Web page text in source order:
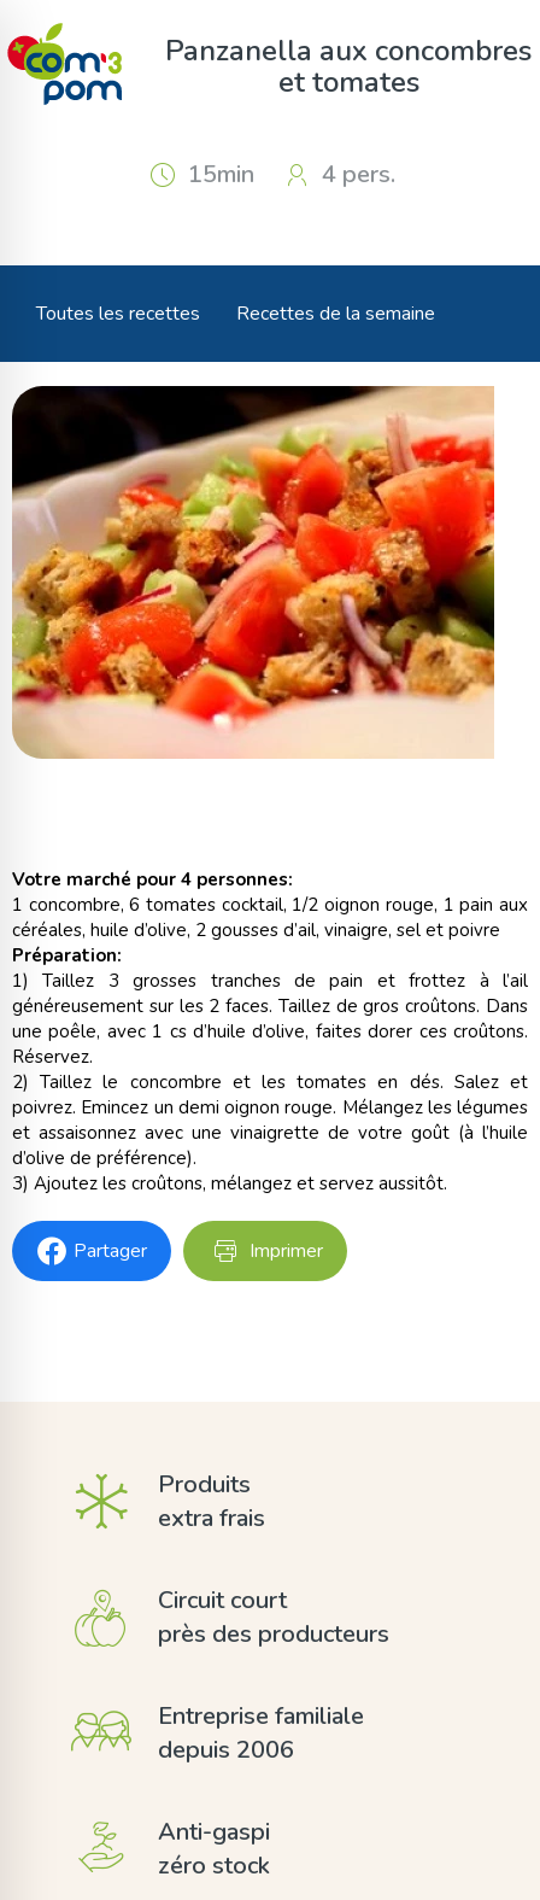
Panzanella aux concombres
et tomates
15min 4 pers.
Toutes les recettes Recettes de la semaine
Votre marché pour 4 personnes:
1 concombre, 6 tomates cocktail, 1/2 oignon rouge, 1 pain aux
céréales, huile d’olive, 2 gousses d’ail, vinaigre, sel et poivre
Préparation:
1) Taillez 3 grosses tranches de pain et frottez à l’ail
généreusement sur les 2 faces. Taillez de gros croûtons. Dans
une poêle, avec 1 cs d’huile d’olive, faites dorer ces croûtons.
Réservez.
2) Taillez le concombre et les tomates en dés. Salez et
poivrez. Emincez un demi oignon rouge. Mélangez les légumes
et assaisonnez avec une vinaigrette de votre goût (à l’huile
d’olive de préférence).
3) Ajoutez les croûtons, mélangez et servez aussitôt.
Partager Imprimer
Produits
extra frais
Circuit court
près des producteurs
Entreprise familiale
depuis 2006
Anti-gaspi
zéro stock